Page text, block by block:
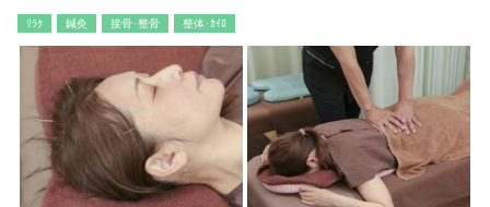
ﾘﾗｸ 鍼灸 接骨･整骨 整体･ｶｲﾛ